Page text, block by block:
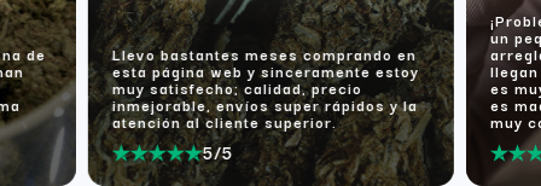
de Llevo bastantes meses comprando en
esta página web y sinceramente estoy
muy satisfecho; calidad, precio
inmejorable, envíos super rápidos y la
atención al cliente superior.
5/5
un
es
es
muy